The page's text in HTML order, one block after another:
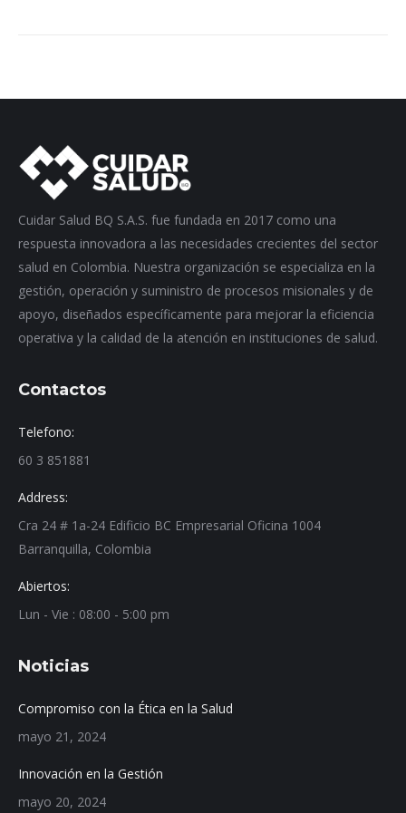
Cuidar Salud BQ S.A.S. fue fundada en 2017 como una
respuesta innovadora a las necesidades crecientes del sector
salud en Colombia. Nuestra organización se especializa en la
gestión, operación y suministro de procesos misionales y de
apoyo, diseñados específicamente para mejorar la eficiencia
operativa y la calidad de la atención en instituciones de salud.
Contactos
Telefono:
60 3 851881
Address:
Cra 24 # 1a-24 Edificio BC Empresarial Oficina 1004
Barranquilla, Colombia
Abiertos:
Lun - Vie : 08:00 - 5:00 pm
Noticias
Compromiso con la Ética en la Salud
mayo 21, 2024
Innovación en la Gestión
mayo 20, 2024